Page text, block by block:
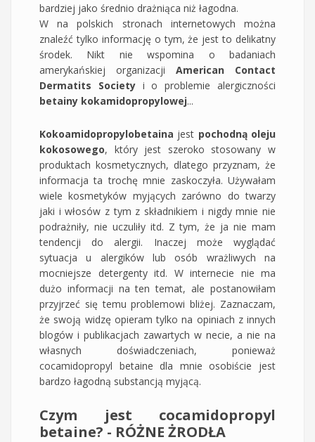
bardziej jako średnio drażniąca niż łagodna.
W na polskich stronach internetowych można
znaleźć tylko informację o tym, że jest to delikatny
środek. Nikt nie wspomina o badaniach
amerykańskiej organizacji American Contact
Dermatits Societyi o problemie alergiczności
betainy kokamidopropylowej...
Kokoamidopropylobetaina jest pochodną oleju
kokosowego, który jest szeroko stosowany w
produktach kosmetycznych, dlatego przyznam, że
informacja ta trochę mnie zaskoczyła. Używałam
wiele kosmetyków myjących zarówno do twarzy
jaki i włosów z tym z składnikiem i nigdy mnie nie
podrażniły, nie uczuliły itd. Z tym, że ja nie mam
tendencji do alergii. Inaczej może wyglądać
sytuacja u alergików lub osób wrażliwych na
mocniejsze detergenty itd. W internecie nie ma
dużo informacji na ten temat, ale postanowiłam
przyjrzeć się temu problemowi bliżej. Zaznaczam,
że swoją widzę opieram tylko na opiniach z innych
blogów i publikacjach zawartych w necie, a nie na
własnych doświadczeniach, ponieważ
cocamidopropyl betaine dla mnie osobiście jest
bardzo łagodną substancją myjącą.
Czym jest cocamidopropyl
betaine? - RÓŻNE ŻRODŁA